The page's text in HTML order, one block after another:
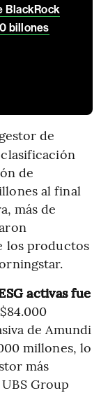
BlackRock
billones
de
de
al final
más de
los productos
activas fue
de Amundi
millones, lo
más
Group